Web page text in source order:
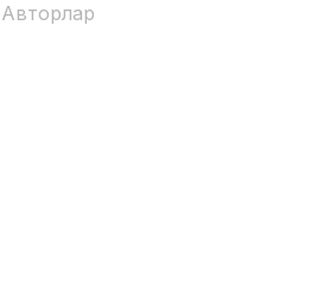
Авторлар